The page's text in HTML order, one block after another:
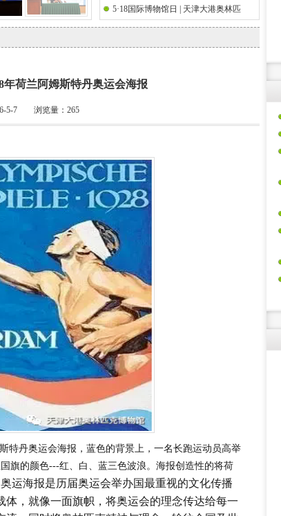
物馆邂逅奥运文脉
5·18国际博物馆日 | 天津大港奥林匹
克博物馆举办筑桥梁 传圣火奥运观
影系列活动
年荷兰阿姆斯特丹奥运会海报
5-7 浏览量： 265
特丹奥运会海报，蓝色的背景上，一名长跑运动员高举
旗的颜色---红、白、蓝三色波浪。海报创造性的将荷
奥运海报是历届奥运会举办国最重视的文化传播
，就像一面旗帜，将奥运会的理念传达给每一